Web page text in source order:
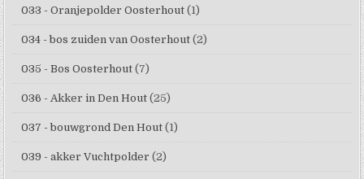
033 - Oranjepolder Oosterhout (1)
034 - bos zuiden van Oosterhout (2)
035 - Bos Oosterhout (7)
036 - Akker in Den Hout (25)
037 - bouwgrond Den Hout (1)
039 - akker Vuchtpolder (2)